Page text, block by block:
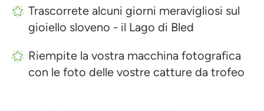
Trascorrete alcuni giorni meravigliosi sul
gioiello sloveno - il Lago di Bled
Riempite la vostra macchina fotografica
con le foto delle vostre catture da trofeo